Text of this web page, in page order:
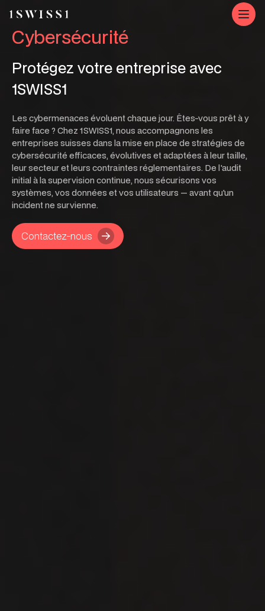
Cybersécurité
Protégez votre entreprise avec
1SWISS1
Les cybermenaces évoluent chaque jour. Êtes-vous prêt à y
faire face ? Chez 1SWISS1, nous accompagnons les
entreprises suisses dans la mise en place de stratégies de
cybersécurité efficaces, évolutives et adaptées à leur taille,
leur secteur et leurs contraintes réglementaires. De l'audit
initial à la supervision continue, nous sécurisons vos
systèmes, vos données et vos utilisateurs — avant qu'un
incident ne survienne.
Contactez-nous